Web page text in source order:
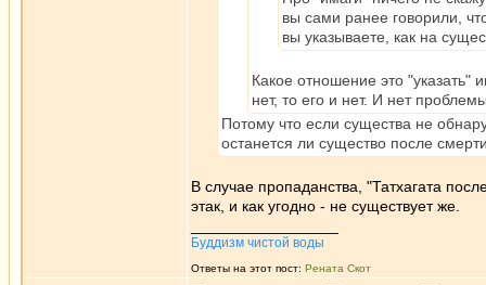
вы сами ранее говорили,
вы указываете, как на
Какое отношение это "указать"
нет, то его и нет. И нет
Потому что если существа не
останется ли существо после
В случае пропаданства, "Татхагата
этак, и как угодно - не существует же.
Буддизм чистой воды
Ответы на этот пост: Рената Скот